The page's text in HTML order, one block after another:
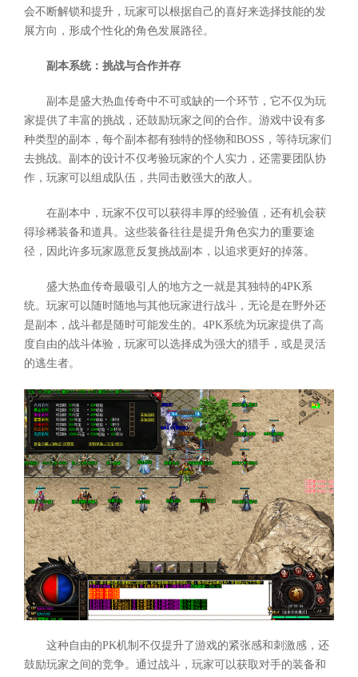
会不断解锁和提升，玩家可以根据自己的喜好来选择技能的发
展方向，形成个性化的角色发展路径。
副本系统：挑战与合作并存
副本是盛大热血传奇中不可或缺的一个环节，它不仅为玩
家提供了丰富的挑战，还鼓励玩家之间的合作。游戏中设有多
种类型的副本，每个副本都有独特的怪物和BOSS，等待玩家们
去挑战。副本的设计不仅考验玩家的个人实力，还需要团队协
作，玩家可以组成队伍，共同击败强大的敌人。
在副本中，玩家不仅可以获得丰厚的经验值，还有机会获
得珍稀装备和道具。这些装备往往是提升角色实力的重要途
径，因此许多玩家愿意反复挑战副本，以追求更好的掉落。
盛大热血传奇最吸引人的地方之一就是其独特的4PK系
统。玩家可以随时随地与其他玩家进行战斗，无论是在野外还
是副本，战斗都是随时可能发生的。4PK系统为玩家提供了高
度自由的战斗体验，玩家可以选择成为强大的猎手，或是灵活
的逃生者。
这种自由的PK机制不仅提升了游戏的紧张感和刺激感，还
鼓励玩家之间的竞争。通过战斗，玩家可以获取对手的装备和